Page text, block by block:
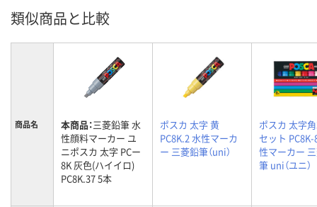
類似商品と比較
商品名 本商品：三菱鉛筆 水
性顔料マーカー ユ
ニポスカ 太字 PCー
8K 灰色(ハイイロ)
PC8K.37 5本
ポスカ 太字 黄
PC8K.2 水性マーカ
ー 三菱鉛筆（uni）
ポスカ 太字
セット PC8K-
性マーカー
筆 uni（ユニ）